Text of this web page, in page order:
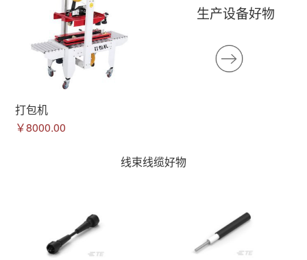
打包机
￥8000.00
生产设备好物
线束线缆好物